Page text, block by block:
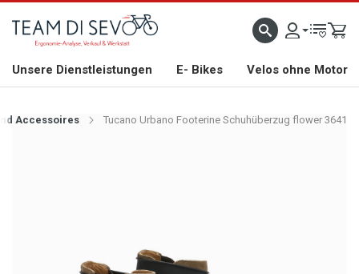
WILLKOMMEN GROSSE AUSWAHL AN RENNRÄDERN, GRAVEL, E-BIKES UND
Unsere Dienstleistungen E- Bikes Velos ohne Motor
Accessoires Tucano Urbano Footerine Schuhüberzug flower 3641